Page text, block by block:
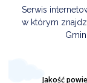
Serwis
w którym